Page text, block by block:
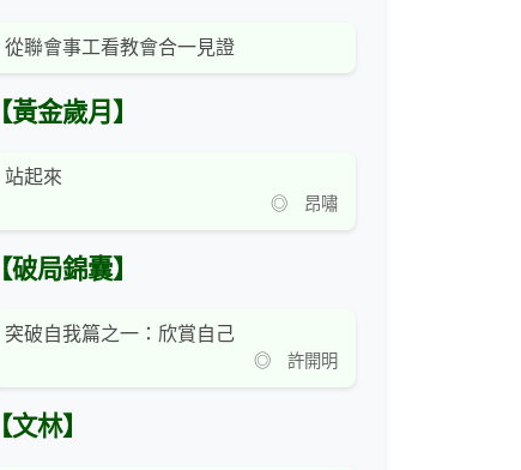
從聯會事工看教會合一見證
【黃金歲月】
站起來
◎ 昂嘯
【破局錦囊】
突破自我篇之一：欣賞自己
◎ 許開明
【文林】